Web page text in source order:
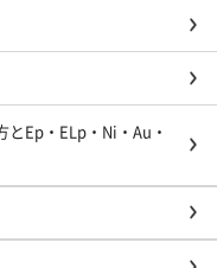
Ep・ELp・Ni・Au・